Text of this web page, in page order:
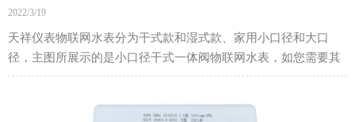
2022/3/19
天祥仪表物联网水表分为干式款和湿式款、家用小口径和大口
径，主图所展示的是小口径干式一体阀物联网水表，如您需要其
他型号，欢迎来电咨询。